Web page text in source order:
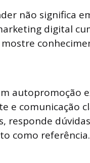
não significa
digital
autopromoção
e comunicação
responde
como referência.